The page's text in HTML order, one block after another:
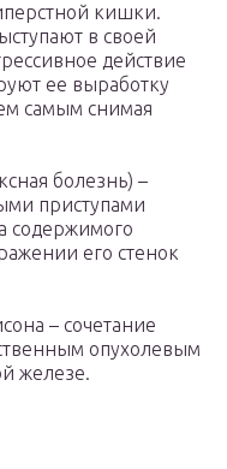
кишки.
в своей
действие
ее выработку
самым снимая
болезнь) –
приступами
содержимого
его стенок
– сочетание
опухолевым
железе.